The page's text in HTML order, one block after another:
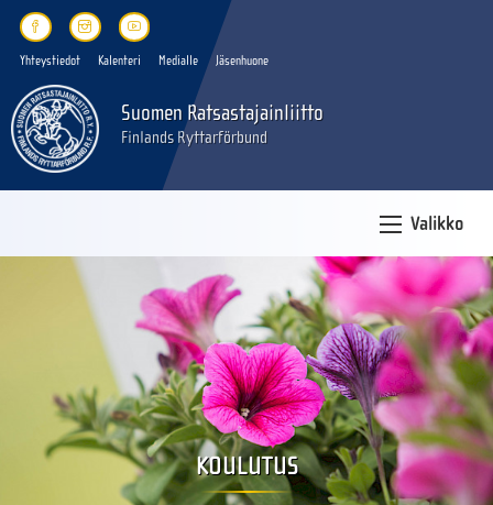
Yhteystiedot Kalenteri Medialle Jäsenhuone
Suomen Ratsastajainliitto
Finlands Ryttarförbund
Valikko
KOULUTUS